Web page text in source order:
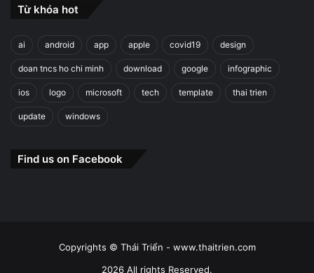
Từ khóa hot
ai android app apple covid19 design
doan tncs ho chi minh download google infographic
ios logo microsoft tech template thai trien
update windows
Find us on Facebook
Copyrights © Thái Triển - www.thaitrien.com
2026 All rights Reserved.